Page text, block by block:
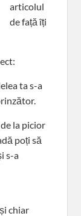
articolul
de față îți
ta s-a
la picior
poți să
s-a
chiar